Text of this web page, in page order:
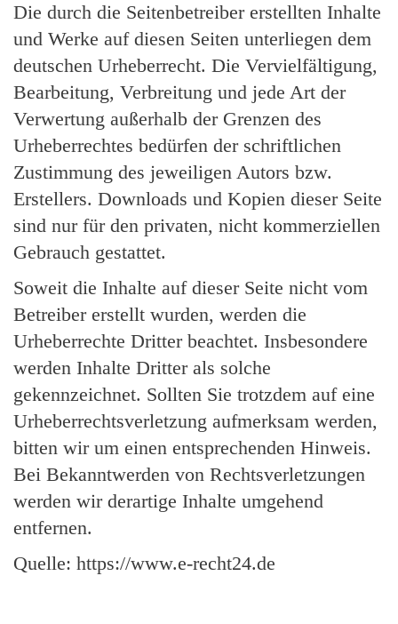
Die durch die Seitenbetreiber erstellten Inhalte
und Werke auf diesen Seiten unterliegen dem
deutschen Urheberrecht. Die Vervielfältigung,
Bearbeitung, Verbreitung und jede Art der
Verwertung außerhalb der Grenzen des
Urheberrechtes bedürfen der schriftlichen
Zustimmung des jeweiligen Autors bzw.
Erstellers. Downloads und Kopien dieser Seite
sind nur für den privaten, nicht kommerziellen
Gebrauch gestattet.
Soweit die Inhalte auf dieser Seite nicht vom
Betreiber erstellt wurden, werden die
Urheberrechte Dritter beachtet. Insbesondere
werden Inhalte Dritter als solche
gekennzeichnet. Sollten Sie trotzdem auf eine
Urheberrechtsverletzung aufmerksam werden,
bitten wir um einen entsprechenden Hinweis.
Bei Bekanntwerden von Rechtsverletzungen
werden wir derartige Inhalte umgehend
entfernen.
Quelle: https://www.e-recht24.de